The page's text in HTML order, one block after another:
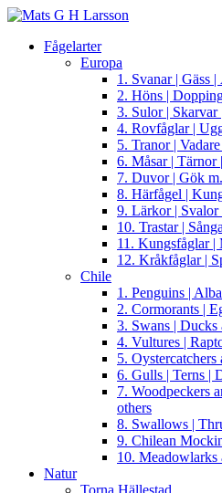
Fågelarter
Europa
1. Svanar | Gäss
2. Höns |
3. Sulor | Skarvar
4. Rovfåglar |
5. Tranor |
6. Måsar | Tärnor
7. Duvor | Gök
8. Härfågel |
9. Lärkor | Svalor
10. Trastar |
11. Kungsfåglar |
12. Kråkfåglar |
Chile
1. Penguins |
2. Cormorants |
3. Swans | Ducks
4. Vultures |
5.
6. Gulls | Terns |
7. Woodpeckers
others
8. Swallows |
9. Chilean
10. Meadowlarks
Natur
Torna Hällestad